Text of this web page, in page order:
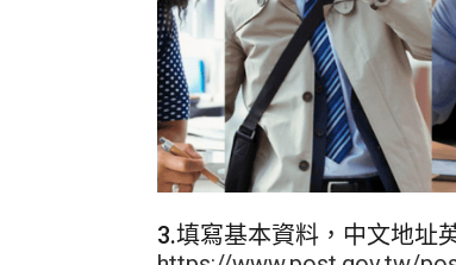
3.填寫基本資料，中文地址